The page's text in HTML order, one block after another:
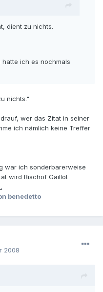
dient zu nichts.
hatte ich es nochmals
nichts."
wer das Zitat in seiner
ich nämlich keine Treffer
war ich sonderbarerweise
wird Bischof Gaillot
benedetto
2008